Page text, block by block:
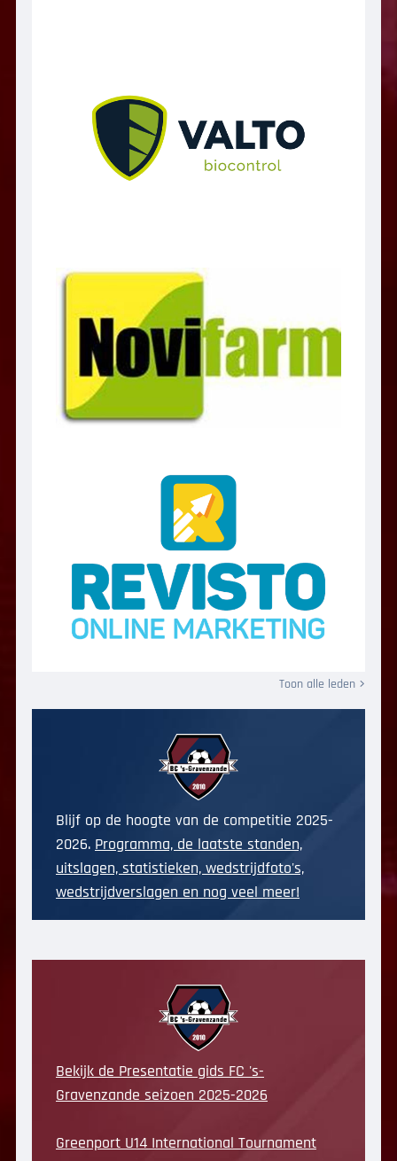
Toon alle leden
Blijf op de hoogte van de competitie 2025-
2026. Programma, de laatste standen,
uitslagen, statistieken, wedstrijdfoto's,
wedstrijdverslagen en nog veel meer!
Bekijk de Presentatie gids FC 's-
Gravenzande seizoen 2025-2026
Greenport U14 International Tournament